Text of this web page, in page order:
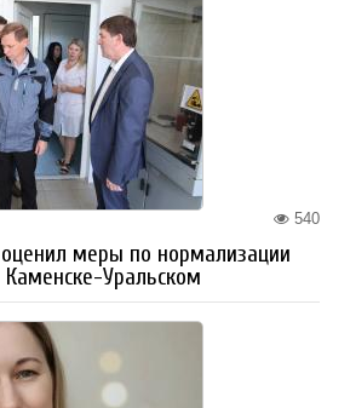
540
меры по нормализации
Уральском